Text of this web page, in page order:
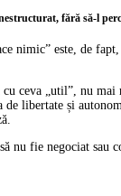
fără să-l
nimic” este, de fapt,
cu ceva „util”, nu mai
de libertate și
nu fie negociat sau